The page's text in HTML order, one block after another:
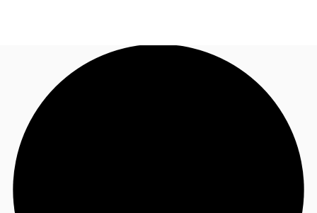
Blog
Données marchés
Appelez maintenant